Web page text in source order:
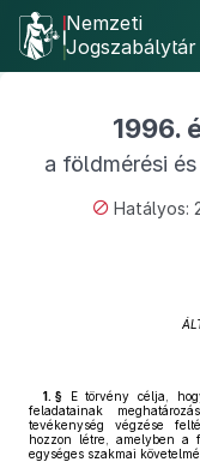
Nemzeti
Jogszabálytár
1996.
a földmérési
Hatályos:
1. § E törvény célja,
feladatainak
tevékenység végzése
hozzon létre, amelyben a
egységes szakmai